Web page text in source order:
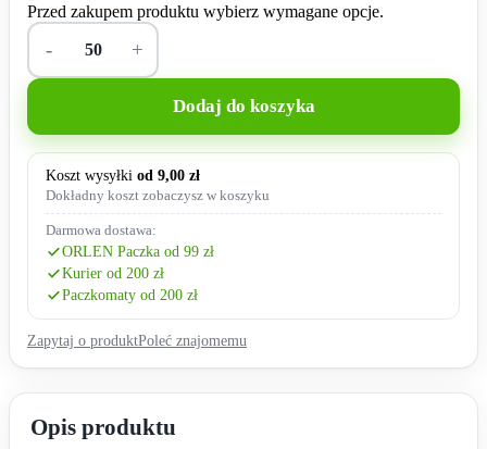
Przed zakupem produktu wybierz wymagane opcje.
- +
Dodaj do koszyka
Koszt wysyłki od 9,00 zł
Dokładny koszt zobaczysz w koszyku
Darmowa dostawa:
ORLEN Paczka od 99 zł
Kurier od 200 zł
Paczkomaty od 200 zł
Zapytaj o produktPoleć znajomemu
Opis produktu